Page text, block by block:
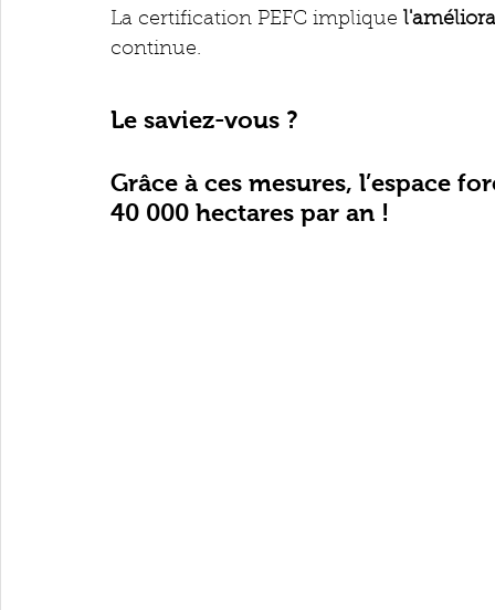
La certification PEFC implique
continue.
Le saviez-vous ?
Grâce à ces mesures, l’espace
40 000 hectares par an !